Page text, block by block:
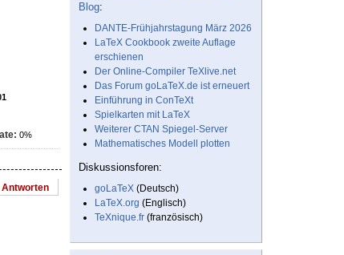
0%
Blog:
DANTE-Frühjahrstagung März 2026
LaTeX Cookbook zweite Auflage
erschienen
Der Online-Compiler TeXlive.net
Das Forum goLaTeX.de ist erneuert
Einführung in ConTeXt
Spielkarten mit LaTeX
Weiterer CTAN Spiegel-Server
Mathematisches Modell plotten
Diskussionsforen:
goLaTeX (Deutsch)
LaTeX.org (Englisch)
TeXnique.fr (französisch)